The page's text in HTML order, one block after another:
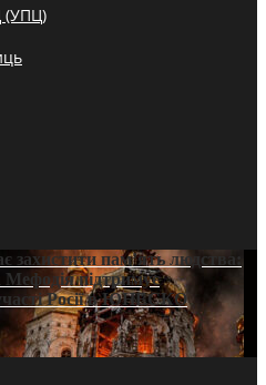
(УПЦ)
захистити пам’ять людства:
підтримує
Росії в ЮНЕСКО